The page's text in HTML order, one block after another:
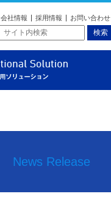
会社情報 採用情報 お問い合わせ
News Release